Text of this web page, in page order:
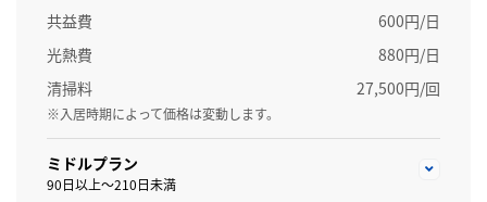
共益費
600円/日
光熱費
880円/日
清掃料
27,500円/回
※入居時期によって価格は変動します。
ミドルプラン
90日以上～210日未満